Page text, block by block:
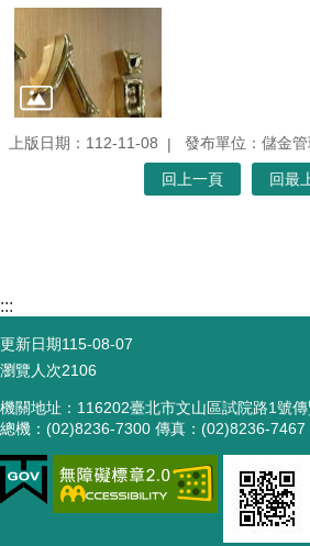
上版日期：112-11-08 發布單位：儲金管
回上一頁 回最
:::
更新日期115-08-07
瀏覽人次2106
機關地址：116202臺北市文山區試院路1號
總機：(02)8236-7300 傳真：(02)8236-7467